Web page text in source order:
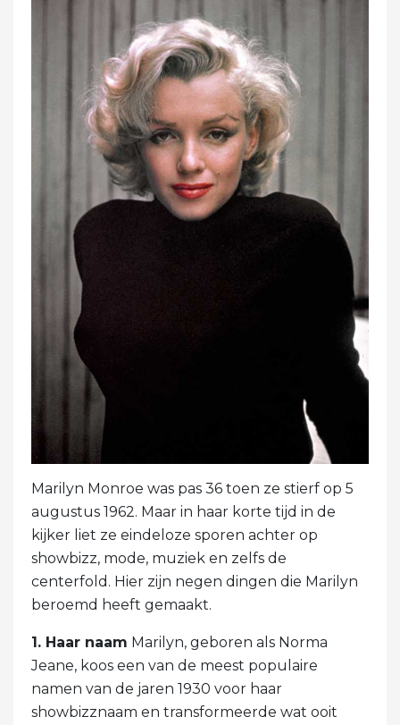
Marilyn Monroe was pas 36 toen ze stierf op 5
augustus 1962. Maar in haar korte tijd in de
kijker liet ze eindeloze sporen achter op
showbizz, mode, muziek en zelfs de
centerfold. Hier zijn negen dingen die Marilyn
beroemd heeft gemaakt.
1. Haar naam Marilyn, geboren als Norma
Jeane, koos een van de meest populaire
namen van de jaren 1930 voor haar
showbizznaam en transformeerde wat ooit